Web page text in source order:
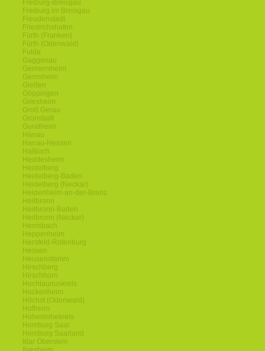
Freiburg-Breisgau
Freiburg im Breisgau
Freudenstadt
Friedrichshafen
Fürth (Franken)
Fürth (Odenwald)
Fulda
Gaggenau
Germersheim
Gernsheim
Gießen
Göppingen
Griesheim
Groß Gerau
Grünstadt
Gundheim
Hanau
Hanau-Hessen
Haßloch
Heddesheim
Heidelberg
Heidelberg-Baden
Heidelberg (Neckar)
Heidenheim-an-der-Brenz
Heilbronn
Heilbronn-Baden
Heilbronn (Neckar)
Hemsbach
Heppenheim
Hersfeld-Rotenburg
Hessen
Heusenstamm
Hirschberg
Hirschhorn
Hochtaunuskreis
Hockenheim
Höchst (Odenwald)
Hofheim
Hohenlohekreis
Homburg Saar
Homburg Saarland
Idar Oberstein